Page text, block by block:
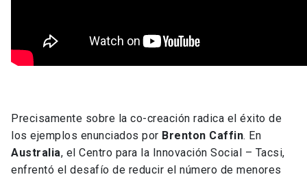
Precisamente sobre la co-creación radica el éxito de
los ejemplos enunciados por Brenton Caffin. En
Australia, el Centro para la Innovación Social – Tacsi,
enfrentó el desafío de reducir el número de menores